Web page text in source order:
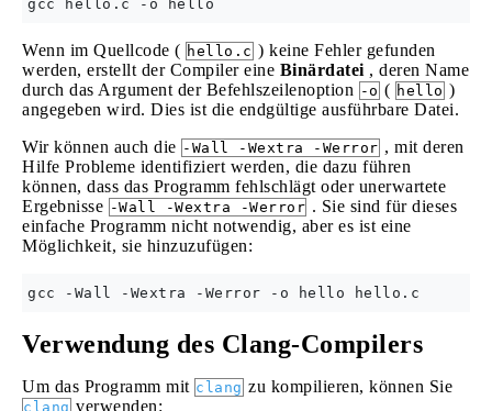
Wenn im Quellcode ( hello.c ) keine Fehler gefunden
werden, erstellt der Compiler eine Binärdatei , deren Name
durch das Argument der Befehlszeilenoption -o ( hello )
angegeben wird. Dies ist die endgültige ausführbare Datei.
Wir können auch die -Wall -Wextra -Werror , mit deren
Hilfe Probleme identifiziert werden, die dazu führen
können, dass das Programm fehlschlägt oder unerwartete
Ergebnisse -Wall -Wextra -Werror . Sie sind für dieses
einfache Programm nicht notwendig, aber es ist eine
Möglichkeit, sie hinzuzufügen:
Verwendung des Clang-Compilers
Um das Programm mit clang zu kompilieren, können Sie
clang verwenden: